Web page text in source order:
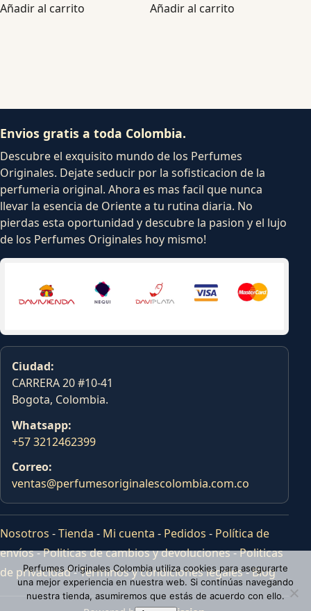
Añadir al carrito Añadir al carrito
Envios gratis a toda Colombia.
Descubre el exquisito mundo de los Perfumes
Originales. Dejate seducir por la sofisticacion de la
perfumeria original. Ahora es mas facil que nunca
llevar la esencia de Oriente a tu rutina diaria. No
pierdas esta oportunidad y descubre la pasion y el lujo
de los Perfumes Originales hoy mismo!
Ciudad:
CARRERA 20 #10-41
Bogota, Colombia.
Whatsapp:
+57 3212462399
Correo:
ventas@perfumesoriginalescolombia.com.co
Nosotros -Tienda - Mi cuenta - Pedidos - Política de
envíos-Politicas de cambios y devoluciones-Politicas
de privacidad-Terminos y condiciones legales-Blog
Perfumes Originales Colombia utiliza cookies para asegurarte
una mejor experiencia en nuestra web. Si continúas navegando
nuestra tienda, asumiremos que estás de acuerdo con ello.